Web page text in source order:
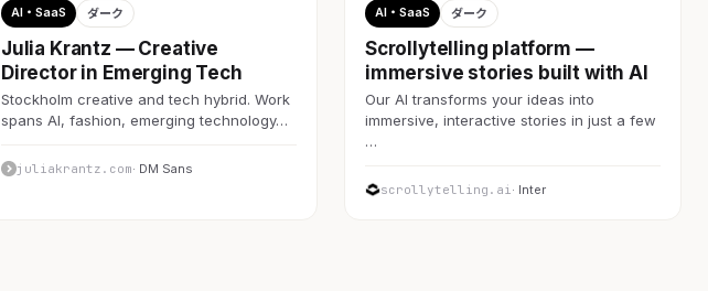
AI・SaaS ダーク
Julia Krantz — Creative
Director in Emerging Tech
Stockholm creative and tech hybrid. Work
spans AI, fashion, emerging technology…
juliakrantz.com· DM Sans
AI・SaaS ダーク
Scrollytelling platform —
immersive stories built with AI
Our AI transforms your ideas into
immersive, interactive stories in just a few
…
scrollytelling.ai · Inter